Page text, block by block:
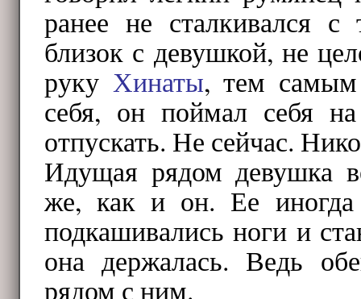
ранее не сталкивался
близок с девушкой, не
руку Хинаты, тем самым
себя, он поймал себя
отпускать. Не сейчас.
Идущая рядом девушка
же, как и он. Ее
подкашивались ноги и
она держалась. Ведь
рядом с ним.